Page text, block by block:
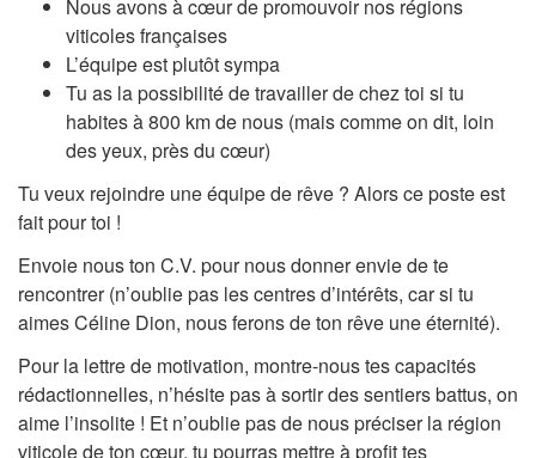
Nous avons à cœur de promouvoir nos régions
viticoles françaises
L’équipe est plutôt sympa
Tu as la possibilité de travailler de chez toi si tu
habites à 800 km de nous (mais comme on dit, loin
des yeux, près du cœur)
Tu veux rejoindre une équipe de rêve ? Alors ce poste est
fait pour toi !
Envoie nous ton C.V. pour nous donner envie de te
rencontrer (n’oublie pas les centres d’intérêts, car si tu
aimes Céline Dion, nous ferons de ton rêve une éternité).
Pour la lettre de motivation, montre-nous tes capacités
rédactionnelles, n’hésite pas à sortir des sentiers battus, on
aime l’insolite ! Et n’oublie pas de nous préciser la région
viticole de ton cœur, tu pourras mettre à profit tes